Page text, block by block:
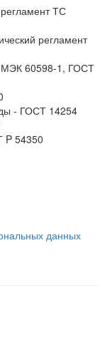
ТС
регламент
60598-1, ГОСТ
- ГОСТ 14254
P 54350
данных